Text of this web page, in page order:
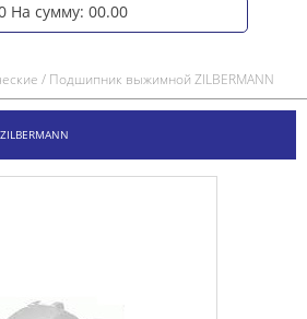
На сумму: 00.00
/ Подшипник выжимной ZILBERMANN